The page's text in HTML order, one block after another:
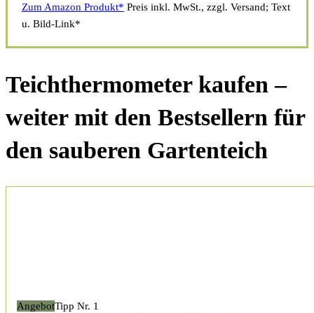
Zum Amazon Produkt* Preis inkl. MwSt., zzgl. Versand; Text
u. Bild-Link*
Teichthermometer kaufen –
weiter mit den Bestsellern für
den sauberen Gartenteich
AngebotTipp Nr. 1